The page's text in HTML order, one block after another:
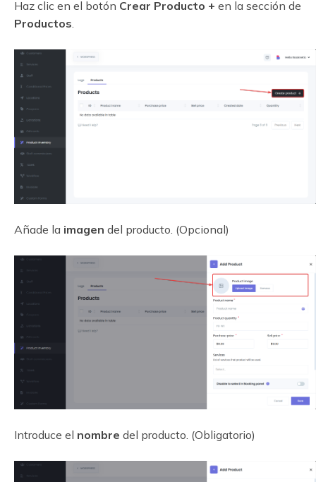
Haz clic en el botón Crear Producto + en la sección de
Productos.
Añade la imagen del producto. (Opcional)
Introduce el nombre del producto. (Obligatorio)